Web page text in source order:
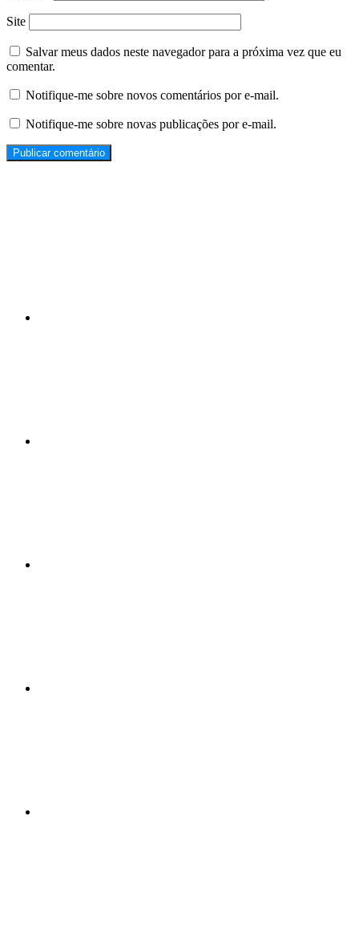
Site
Salvar meus dados neste navegador para a próxima vez que eu
comentar.
Notifique-me sobre novos comentários por e-mail.
Notifique-me sobre novas publicações por e-mail.